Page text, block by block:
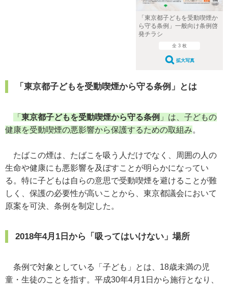
「東京都子どもを受動喫煙か
ら守る条例」一般向け条例啓
発チラシ
全 3 枚
拡大写真
「東京都子どもを受動喫煙から守る条例」とは
「 東京都子どもを受動喫煙から守る条例 」は、子どもの
健康を受動喫煙の悪影響から保護するための取組み。
たばこの煙は、たばこを吸う人だけでなく、周囲の人の
生命や健康にも悪影響を及ぼすことが明らかになってい
る。特に子どもは自らの意思で受動喫煙を避けることが難
しく、保護の必要性が高いことから、東京都議会において
原案を可決、条例を制定した。
2018年4月1日から「吸ってはいけない」場所
条例で対象としている「子ども」とは、18歳未満の児
童・生徒のことを指す。平成30年4月1日から施行となり、